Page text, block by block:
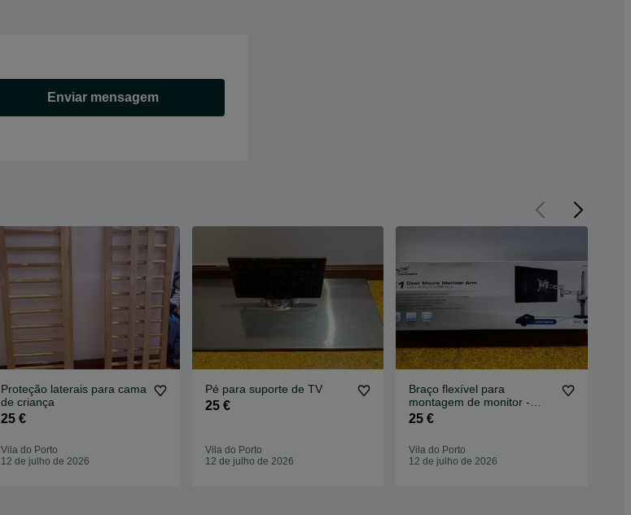
Enviar mensagem
Proteção laterais para cama
de criança
25 €
Vila do Porto
12 de julho de 2026
Pé para suporte de TV
25 €
Vila do Porto
12 de julho de 2026
Braço flexível para
montagem de monitor -
NOVO
25 €
Vila do Porto
12 de julho de 2026